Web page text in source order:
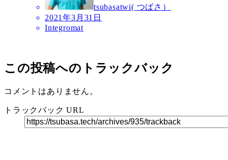
tsubasatwi( つばさ）
2021年3月31日
Integromat
この投稿へのトラックバック
コメントはありません。
トラックバック URL